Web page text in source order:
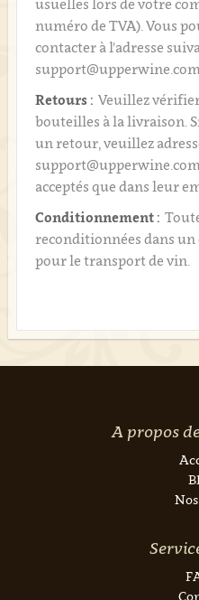
usuelles lors de votre
numéro de TVA). Vous
contacter à l'adresse
support@upperwine.com.
Retours : Veuillez vérifier
bouteilles à la livraison.
un retour, veuillez
acceptés que dans leur
Conditionnement :
reconditionnées dans
pour le transport de vin.
A propos